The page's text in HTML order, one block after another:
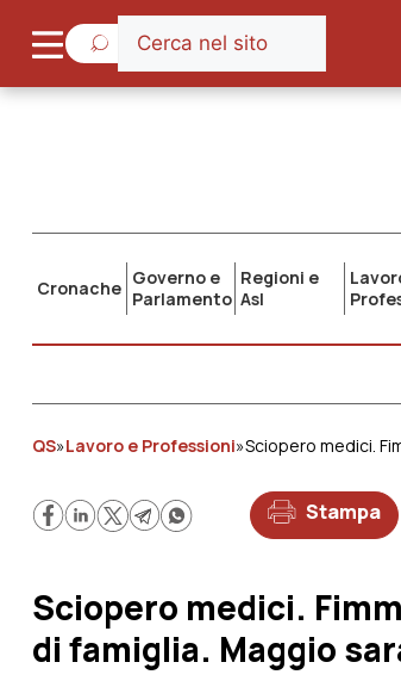
Cronache Governo e
Parlamento
Regioni e
Asl
QS»Lavoro e Professioni»Sciopero medici.
Stampa
Sciopero medici.
di famiglia. Maggio